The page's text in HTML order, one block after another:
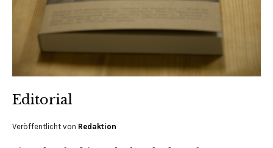
Editorial
Veröffentlicht von Redaktion